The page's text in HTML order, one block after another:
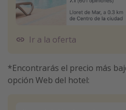
Ir a la oferta
*Encontrarás el precio más
opción Web del hotel: